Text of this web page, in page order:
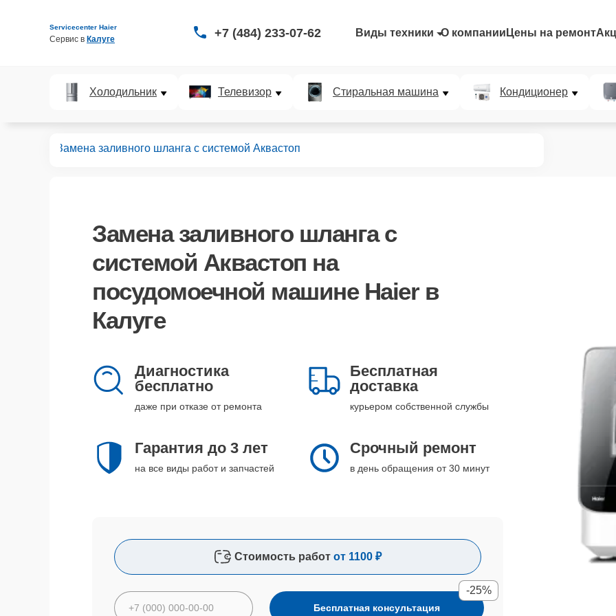
Servicecenter Haier
Сервис в Калуге +7 (484) 233-07-62 Виды техники О компании Цены на ремонт
Холодильник Телевизор Стиральная машина Кондиционер
Замена заливного шланга с системой Аквастоп
Замена заливного шланга с
системой Аквастоп на
посудомоечной машине Haier в
Калуге
Диагностика
бесплатно
даже при отказе от ремонта
Бесплатная
доставка
курьером собственной службы
Гарантия до 3 лет
на все виды работ и запчастей
Срочный ремонт
в день обращения от 30 минут
Стоимость работ от 1100 ₽
Бесплатная консультация
-25%